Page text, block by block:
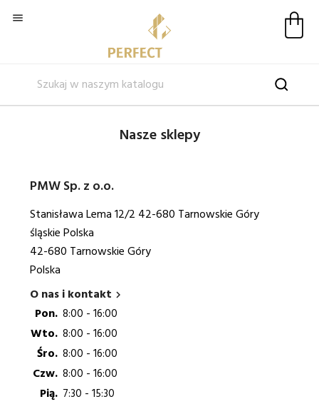

Nasze sklepy
PMW Sp. z o.o.
Stanisława Lema 12/2 42-680 Tarnowskie Góry
śląskie Polska
42-680 Tarnowskie Góry
Polska
O nas i kontakt 
Pon. 8:00 - 16:00
Wto. 8:00 - 16:00
Śro. 8:00 - 16:00
Czw. 8:00 - 16:00
Pią. 7:30 - 15:30